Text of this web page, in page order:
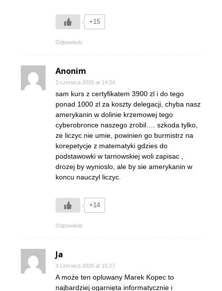
+15
Odpowiedz
Anonim
3 czerwca 2026 at 14:34
sam kurs z certyfikatem 3900 zl i do tego
ponad 1000 zl za koszty delegacji, chyba nasz
amerykanin w dolinie krzemowej tego
cyberobronce naszego zrobil…. szkoda tylko,
ze liczyc nie umie, powinien go burmistrz na
korepetycje z matematyki gdzies do
podstawowki w tarnowskiej woli zapisac ,
drozej by wynioslo, ale by sie amerykanin w
koncu nauczyl liczyc.
+14
Odpowiedz
Ja
3 czerwca 2026 at 15:27
A może ten opluwany Marek Kopec to
najbardziej ogarnięta informatycznie i